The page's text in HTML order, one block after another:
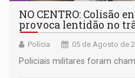
NO CENTRO: Colisão
provoca lentidão no
Polícia 05 de Agosto de
Policiais militares foram